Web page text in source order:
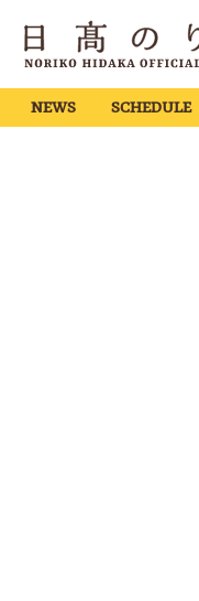
NEWS SCHEDULE